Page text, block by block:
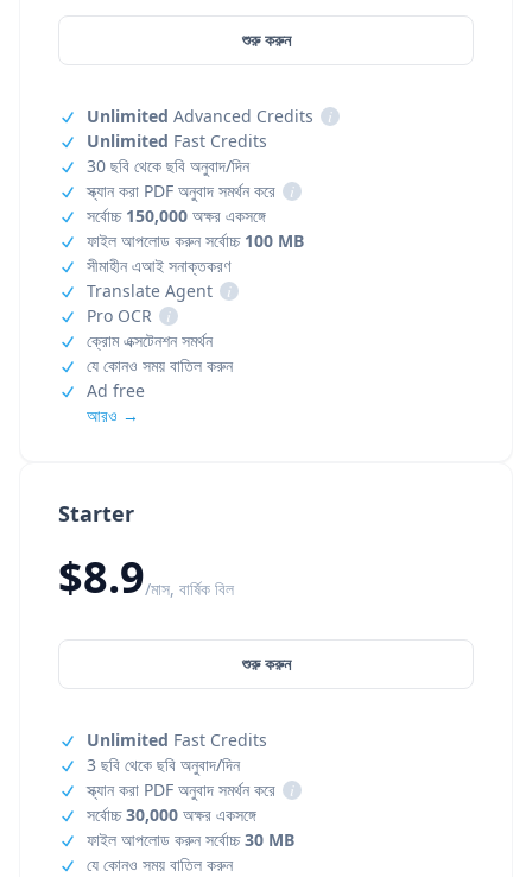
Starter
$8.9/মাস, বার্ষিক বিল
শুরু করুন
Unlimited Fast Credits
3 ছবি থেকে ছবি অনুবাদ/দিন
স্ক্যান করা PDF অনুবাদ সমর্থন করে
i
সর্বোচ্চ30,000 অক্ষর একসঙ্গে
ফাইল আপলোড করুন সর্বোচ্চ30 MB
যে কোনও সময় বাতিল করুন
শুরু করুন
Unlimited Advanced Credits
i
Unlimited Fast Credits
30 ছবি থেকে ছবি অনুবাদ/দিন
স্ক্যান করা PDF অনুবাদ সমর্থন করে
i
সর্বোচ্চ 150,000 অক্ষর একসঙ্গে
ফাইল আপলোড করুন সর্বোচ্চ 100 MB
সীমাহীন এআই সনাক্তকরণ
Translate Agent
i
Pro OCR
i
ক্রোম এক্সটেনশন সমর্থন
যে কোনও সময় বাতিল করুন
Ad free
আরও →